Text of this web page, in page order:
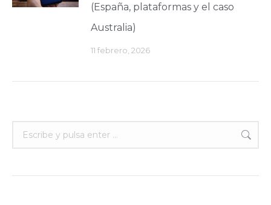
(España, plataformas y el caso
Australia)
11 febrero, 2026
Buscar: